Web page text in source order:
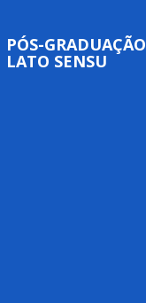
PÓS-GRADUAÇÃO
LATO SENSU